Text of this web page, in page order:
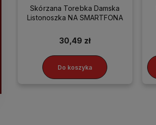
Skórzana Torebka Damska
Listonoszka NA SMARTFONA
30,49 zł
Do koszyka